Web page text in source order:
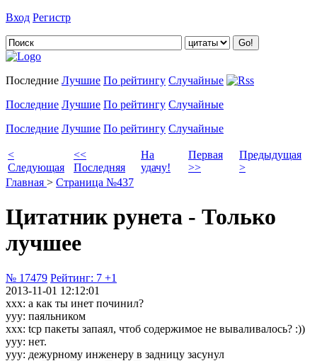
Вход Регистр
Последние Лучшие По рейтингу Случайные
Последние Лучшие По рейтингу Случайные
Последние Лучшие По рейтингу Случайные
<
Следующая
<<
Последняя
На
удачу!
Первая
>>
Предыдущая
>
Главная > Страница №437
Цитатник рунета - Только
лучшее
№ 17479 Рейтинг: 7 +1
2013-11-01 12:12:01
ххх: а как ты инет починил?
yyy: паяльником
xxx: tcp пакеты запаял, чтоб содержимое не вываливалось? :))
yyy: нет.
yyy: дежурному инженеру в задницу засунул